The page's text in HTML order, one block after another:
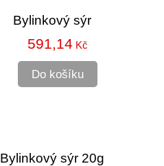
Bylinkový sýr
591,14 Kč
Do košíku
Bylinkový sýr 20g